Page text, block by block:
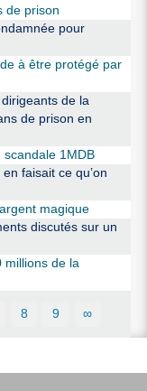
de prison
pour
à être protégé par
de la
de prison en
scandale 1MDB
faisait ce qu’on
magique
discutés sur un
millions de la
8 9 ∞